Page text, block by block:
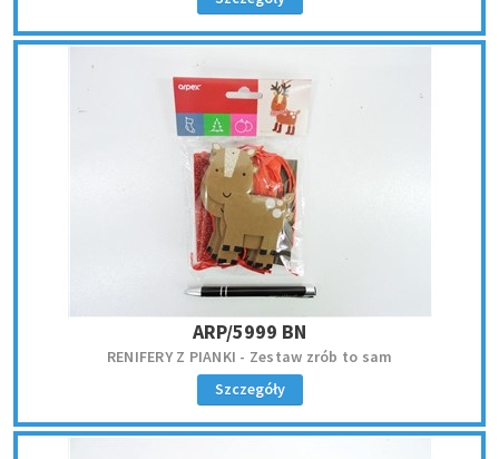
ARP/5999 BN
RENIFERY Z PIANKI - Zestaw zrób to sam
Szczegóły